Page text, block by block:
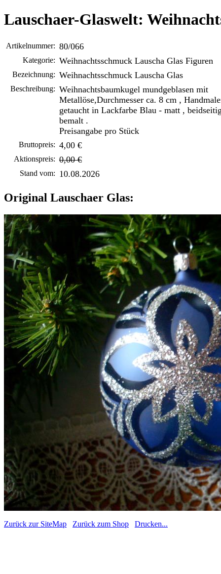
Lauschaer-Glaswelt:
Artikelnummer: 80/066
Kategorie: Weihnachtsschmuck Lauscha Glas Figuren
Bezeichnung: Weihnachtsschmuck Lauscha Glas
Beschreibung: Weihnachtsbaumkugel mundgeblasen mit
Metallöse,Durchmesser ca. 8 cm ,
getaucht in Lackfarbe Blau - matt ,
bemalt .
Preisangabe pro Stück
Bruttopreis: 4,00 €
Aktionspreis: 0,00 €
Stand vom: 10.08.2026
Original Lauschaer Glas:
Zurück zur SiteMap Zurück zum Shop Drucken...